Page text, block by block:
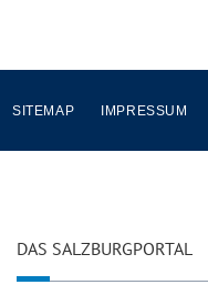
SITEMAP IMPRESSUM
DAS SALZBURGPORTAL